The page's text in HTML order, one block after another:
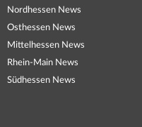
Nordhessen News
Osthessen News
Mittelhessen News
Rhein-Main News
Südhessen News